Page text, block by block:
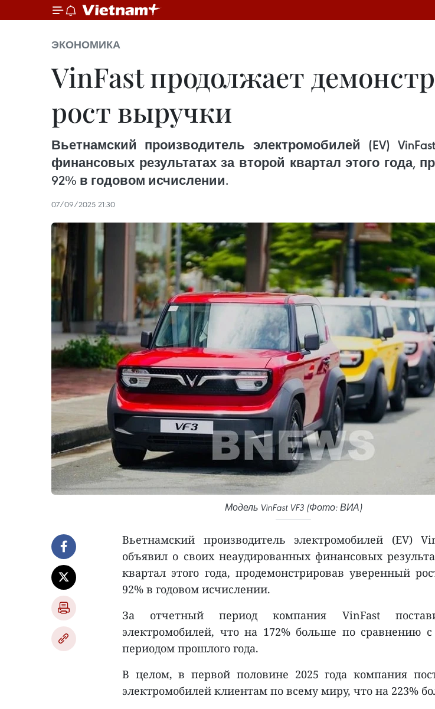
ЭКОНОМИКА
VinFast продолжает
рост выручки
Вьетнамский производитель электромобилей (EV)
финансовых результатах за второй квартал этого года,
92% в годовом исчислении.
07/09/2025 21:30
Модель VinFast VF3 (Фото: ВИА)
Вьетнамский производитель электромобилей (EV)
объявил о своих неаудированных финансовых
квартал этого года, продемонстрировав уверенный
92% в годовом исчислении.
За отчетный период компания VinFast
электромобилей, что на 172% больше по сравнению
периодом прошлого года.
В целом, в первой половине 2025 года компания
электромобилей клиентам по всему миру, что на 223%